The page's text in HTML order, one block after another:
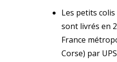
Les petits
sont livrés en
France
Corse) par